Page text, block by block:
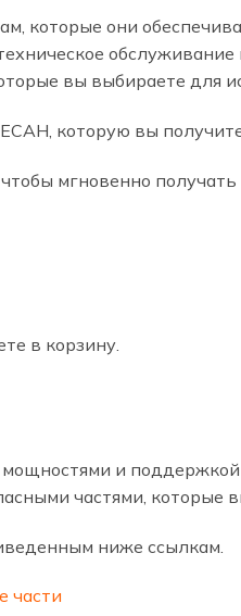
которые они
вы выбираете для
которую вы
чтобы мгновенно
в корзину.
и поддержкой
частями, которые
ниже ссылкам.
части